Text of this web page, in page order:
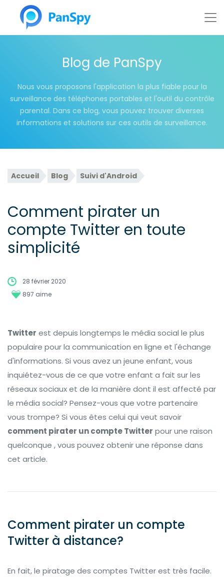
Blog de PanSpy
Nous vous proposons l'application la plus fiable pour la
surveillance des téléphones portables et l'outil du contrôle
parental. Dans ce blog, vous pouvez trouver diverses
informations et solutions sur ces outils de surveillance.
Accueil Blog Suivi d'Android
Comment pirater un
compte Twitter en toute
simplicité
28 février 2020
897 aime
Twitter est depuis longtemps le média social le plus
populaire pour la communication en ligne et l'échange
d'informations. Si vous avez un jeune enfant, vous
inquiétez-vous de ce que votre enfant a fait sur les
réseaux sociaux et de la manière dont il est affecté par
le média social? Pensez-vous que votre partenaire
vous trompe? Si vous êtes celui qui veut savoir
comment pirater un compte Twitter pour une raison
quelconque , vous pouvez obtenir une réponse dans
cet article.
Comment pirater un compte
Twitter à distance?
En fait, le piratage des comptes Twitter est très facile.